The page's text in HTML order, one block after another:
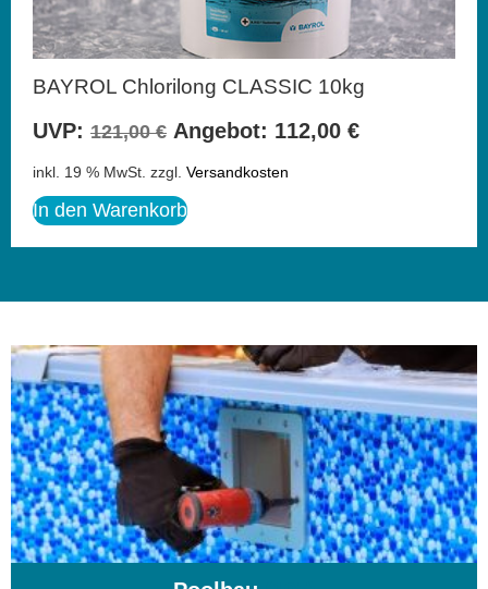
BAYROL Chlorilong CLASSIC 10kg
UVP: 121,00€ Angebot: 112,00 €
inkl. 19 % MwSt. zzgl. Versandkosten
In den Warenkorb